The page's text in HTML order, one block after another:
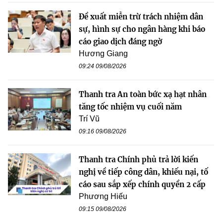
Đề xuất miễn trừ trách nhiệm dân
sự, hình sự cho ngân hàng khi báo
cáo giao dịch đáng ngờ
Hương Giang
09:24 09/08/2026
Thanh tra An toàn bức xạ hạt nhân
tăng tốc nhiệm vụ cuối năm
Trí Vũ
09:16 09/08/2026
Thanh tra Chính phủ trả lời kiến
nghị về tiếp công dân, khiếu nại, tố
cáo sau sắp xếp chính quyền 2 cấp
Phương Hiếu
09:15 09/08/2026